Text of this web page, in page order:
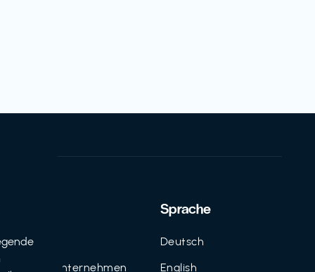
Kontakt
FAQ für Unternehmen
Sprache
Deutsch
English